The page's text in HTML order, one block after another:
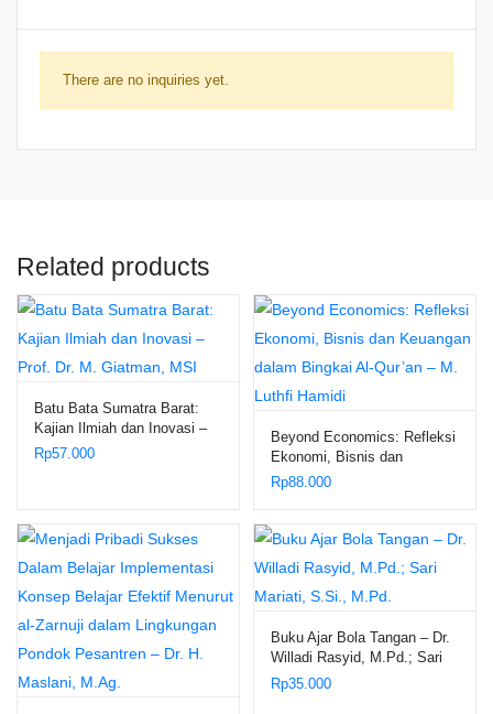
There are no inquiries yet.
Related products
Batu Bata Sumatra Barat:
Kajian Ilmiah dan Inovasi –
Prof. Dr. M. Giatman, MSI
Rp57.000
Beyond Economics: Refleksi
Ekonomi, Bisnis dan
Keuangan dalam Bingkai Al-
Rp88.000
Buku Ajar Bola Tangan – Dr.
Willadi Rasyid, M.Pd.; Sari
Mariati, S.Si., M.Pd.
Rp35.000